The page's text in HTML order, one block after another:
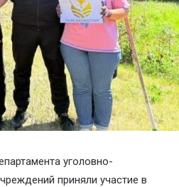
уголовно-
приняли участие в